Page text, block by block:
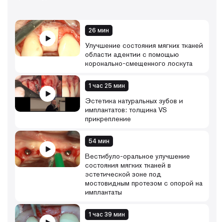
26 мин
Улучшение состояния мягких тканей
области адентии с помощью
коронально-смещенного лоскута
1 час 25 мин
Эстетика натуральных зубов и
имплантатов: толщина VS
прикрепление
54 мин
Вестибуло-оральное улучшение
состояния мягких тканей в
эстетической зоне под
мостовидным протезом с опорой на
имплантаты
1 час 39 мин